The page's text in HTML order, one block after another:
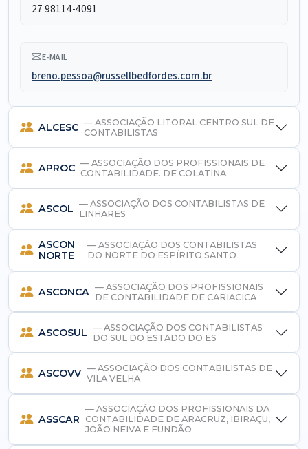
27 98114-4091
E-MAIL
breno.pessoa@russellbedfordes.com.br
ALCESC — ASSOCIAÇÃO LITORAL CENTRO SUL DE
CONTABILISTAS
APROC — ASSOCIAÇÃO DOS PROFISSIONAIS DE
CONTABILIDADE. DE COLATINA
ASCOL — ASSOCIAÇÃO DOS CONTABILISTAS DE
LINHARES
ASCON
NORTE
— ASSOCIAÇÃO DOS CONTABILISTAS
DO NORTE DO ESPÍRITO SANTO
ASCONCA — ASSOCIAÇÃO DOS PROFISSIONAIS
DE CONTABILIDADE DE CARIACICA
ASCOSUL — ASSOCIAÇÃO DOS CONTABILISTAS
DO SUL DO ESTADO DO ES
ASCOVV — ASSOCIAÇÃO DOS CONTABILISTAS DE
VILA VELHA
ASSCAR
— ASSOCIAÇÃO DOS PROFISSIONAIS DA
CONTABILIDADE DE ARACRUZ, IBIRAÇU,
JOÃO NEIVA E FUNDÃO